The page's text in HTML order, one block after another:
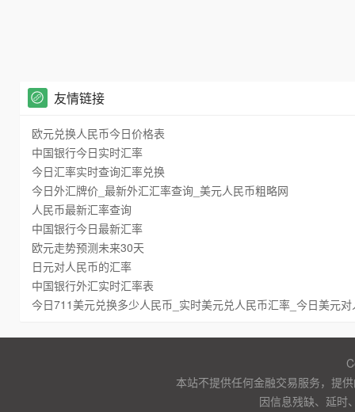
友情链接
欧元兑换人民币今日价格表
中国银行今日实时汇率
今日汇率实时查询汇率兑换
今日外汇牌价_最新外汇汇率查询_美元人民币粗略网
人民币最新汇率查询
中国银行今日最新汇率
欧元走势预测未来30天
日元对人民币的汇率
中国银行外汇实时汇率表
今日711美元兑换多少人民币_实时美元兑人民币汇率_今日美元
本站不提供任何金融交易服务，提
因信息残缺、延时